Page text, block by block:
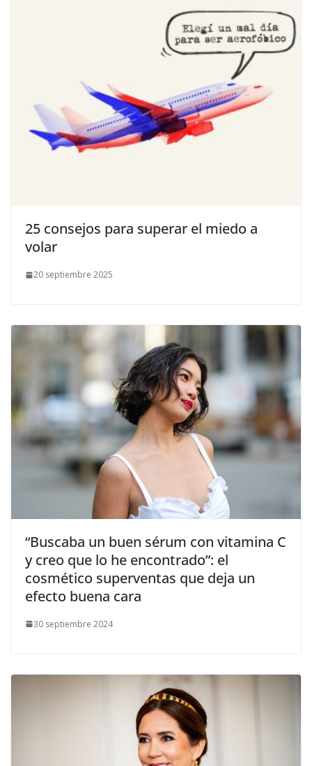
​25 consejos para superar el miedo a
volar
20 septiembre 2025
​“Buscaba un buen sérum con vitamina C
y creo que lo he encontrado”: el
cosmético superventas que deja un
efecto buena cara
30 septiembre 2024